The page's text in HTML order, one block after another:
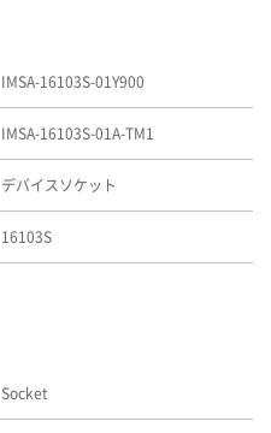
IMSA-16103S-01Y900
IMSA-16103S-01A-TM1
デバイスソケット
16103S
Socket